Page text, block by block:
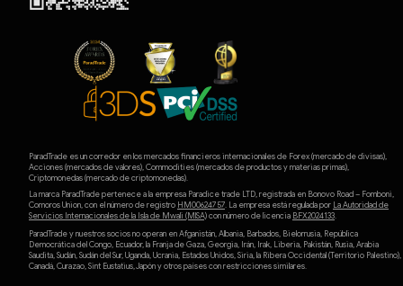
ParadTrade es un corredor en los mercados financieros internacionales de Forex (mercado de divisas),
Acciones (mercados de valores), Commodities (mercados de productos y materias primas),
Criptomonedas (mercado de criptomonedas).
La marca ParadTrade pertenece a la empresa Paradice trade LTD, registrada en Bonovo Road – Fomboni,
Comoros Union, con el número de registro HM00624757. La empresa está regulada por La Autoridad de
Servicios Internacionales de la Isla de Mwali (MlSA)con número de licencia BFX2024133.
ParadTrade y nuestros socios no operan en Afganistán, Albania, Barbados, Bielorrusia, República
Democrática del Congo, Ecuador, la Franja de Gaza, Georgia, Irán, Irak, Liberia, Pakistán, Rusia, Arabia
Saudita, Sudán, Sudán del Sur, Uganda, Ucrania, Estados Unidos, Siria, la Ribera Occidental (Territorio Palestino),
Canadá, Curazao, Sint Eustatius, Japón y otros países con restricciones similares.